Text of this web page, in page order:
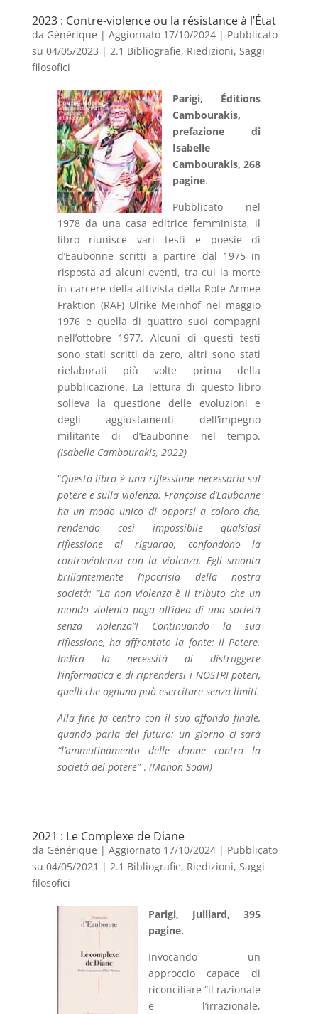
2023 : Contre-violence ou la résistance à l’État
da Générique | Aggiornato 17/10/2024 | Pubblicato
su 04/05/2023 | 2.1 Bibliografie, Riedizioni, Saggi
filosofici
Parigi, Éditions
Cambourakis,
prefazione di
Isabelle
Cambourakis, 268
pagine.
Pubblicato nel
1978 da una casa editrice femminista, il
libro riunisce vari testi e poesie di
d’Eaubonne scritti a partire dal 1975 in
risposta ad alcuni eventi, tra cui la morte
in carcere della attivista della Rote Armee
Fraktion (RAF) Ulrike Meinhof nel maggio
1976 e quella di quattro suoi compagni
nell’ottobre 1977. Alcuni di questi testi
sono stati scritti da zero, altri sono stati
rielaborati più volte prima della
pubblicazione. La lettura di questo libro
solleva la questione delle evoluzioni e
degli aggiustamenti dell’impegno
militante di d’Eaubonne nel tempo.
(Isabelle Cambourakis, 2022)
“Questo libro è una riflessione necessaria sul
potere e sulla violenza. Françoise d’Eaubonne
ha un modo unico di opporsi a coloro che,
rendendo così impossibile qualsiasi
riflessione al riguardo, confondono la
controviolenza con la violenza. Egli smonta
brillantemente l’ipocrisia della nostra
società: “La non violenza è il tributo che un
mondo violento paga all’idea di una società
senza violenza”! Continuando la sua
riflessione, ha affrontato la fonte: il Potere.
Indica la necessità di distruggere
l’informatica e di riprendersi i NOSTRI poteri,
quelli che ognuno può esercitare senza limiti.
Alla fine fa centro con il suo affondo finale,
quando parla del futuro: un giorno ci sarà
“l’ammutinamento delle donne contro la
società del potere”. (Manon Soavi)
2021 : Le Complexe de Diane
da Générique | Aggiornato 17/10/2024 | Pubblicato
su 04/05/2021 | 2.1 Bibliografie, Riedizioni, Saggi
filosofici
Parigi, Julliard, 395
pagine.
Invocando un
approccio capace di
riconciliare “il razionale
e l’irrazionale,